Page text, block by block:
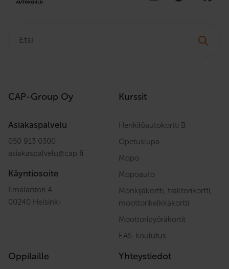
CAP-Group Oy
Asiakaspalvelu
050 913 0300
asiakaspalvelu@cap.fi
Käyntiosoite
Ilmalantori 4
00240 Helsinki
Kurssit
Henkilöautokortti B
Opetuslupa
Mopo
Mopoauto
Mönkijäkortti, traktorikortti,
moottorikelkkakortti
Moottoripyöräkortit
EAS-koulutus
Oppilaille Yhteystiedot